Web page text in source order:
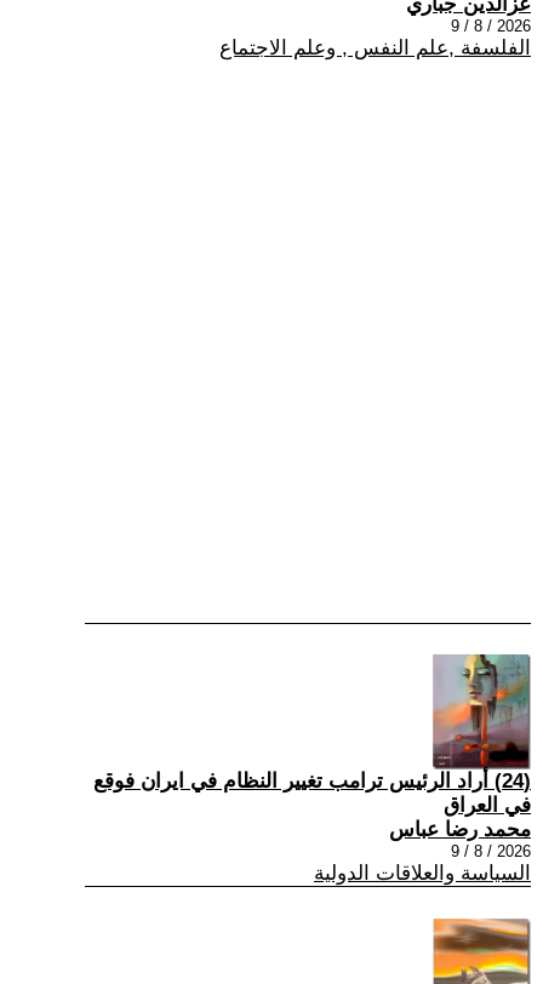
2026 / 8 / 9
الفلسفة ,علم النفس , وعلم الاجتماع
(24) أراد الرئيس ترامب تغيير النظام في ايران فوقع
في العراق
محمد رضا عباس
2026 / 8 / 9
السياسة والعلاقات الدولية